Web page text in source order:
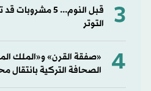
3
قبل النوم... 5
التوتر
4
«صفقة القرن» و«الملك
الصحافة التركية بانتقال